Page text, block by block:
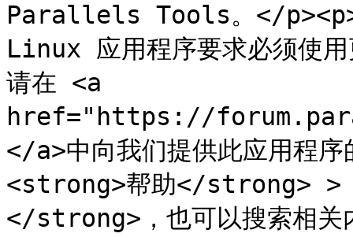
Parallels Tools。</
Linux 应用程序要求必须使
请在 <a
href="https://
</a>中向我们提供此应用程序
<strong>帮助</strong> >
</strong>，也可以搜索相关